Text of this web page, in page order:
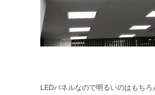
LEDパネルなので明るいのはもちろ